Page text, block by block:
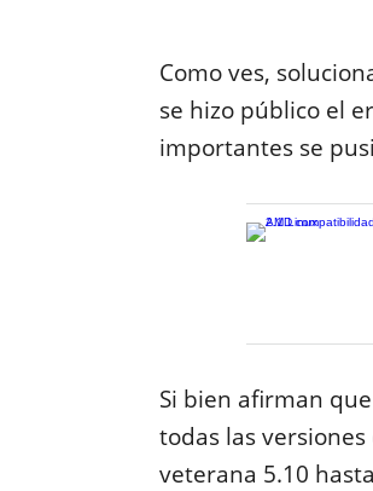
Como ves,
se hizo público el
importantes se
Si bien afirman
todas las
veterana 5.10